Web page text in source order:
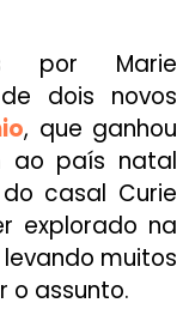
por Marie
dois novos
, que ganhou
ao país natal
casal Curie
explorado na
muitos
o assunto.